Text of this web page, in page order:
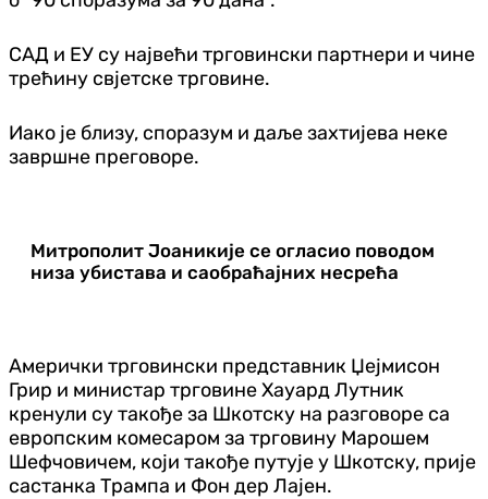
САД и ЕУ су највећи трговински партнери и чине
трећину свјетске трговине.
Иако је близу, споразум и даље захтијева неке
завршне преговоре.
Митрополит Јоаникије се огласио поводом
низа убистава и саобраћајних несрећа
Амерички трговински представник Џејмисон
Грир и министар трговине Хауард Лутник
кренули су такође за Шкотску на разговоре са
европским комесаром за трговину Марошем
Шефчовичем, који такође путује у Шкотску, прије
састанка Трампа и Фон дер Лајен.